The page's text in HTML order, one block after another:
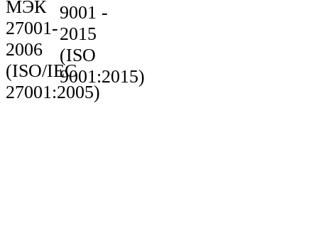
МЭК
27001-
2006
(ISO/IEC
27001:2005)
9001 -
2015
(ISO
9001:2015)